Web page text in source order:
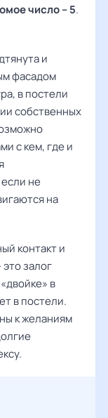
число – 5.
и
фасадом
в постели
собственных
с кем, где и
не
на
контакт и
залог
в
в постели.
к желаниям